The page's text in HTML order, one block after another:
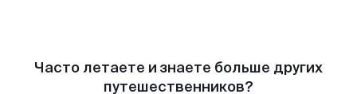
Часто летаете и знаете больше других
путешественников?